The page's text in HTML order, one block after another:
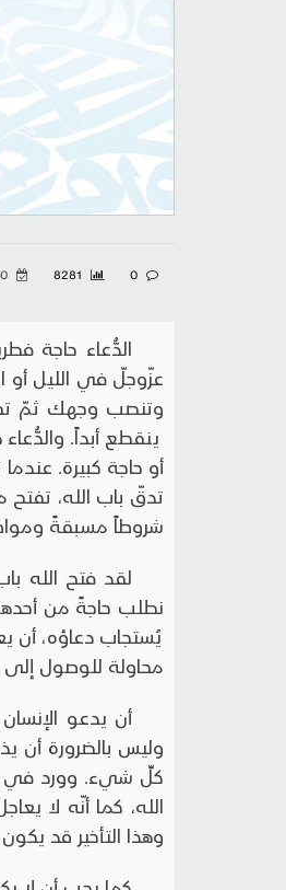
0
2018/11/30
الدُّعاء حاجة
عزّوجلّ في الليل أو
وتنصب وجهك ثمّ
ينقطع أبداً.
أو حاجة كبيرة.
تدقّ باب الله،
شروطاً مسبقةً
لقد فتح الله
نطلب حاجةً من
يُستجاب دعاؤه،
محاولة للوصول إلى
أن يدعو
وليس بالضرورة أن
كلِّ شيء. وورد في
الله، كما أنّه لا
وهذا التأخير قد